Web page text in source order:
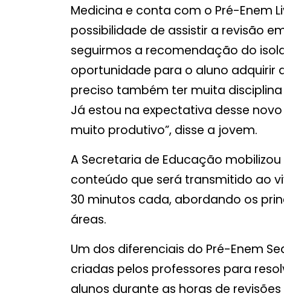
Medicina e conta com o Pré-Enem
possibilidade de assistir a revisão
seguirmos a recomendação do
oportunidade para o aluno adquirir
preciso também ter muita
Já estou na expectativa desse
muito produtivo”, disse a jovem.
A Secretaria de Educação
conteúdo que será transmitido ao
30 minutos cada, abordando os
áreas.
Um dos diferenciais do Pré-Enem
criadas pelos professores para
alunos durante as horas de